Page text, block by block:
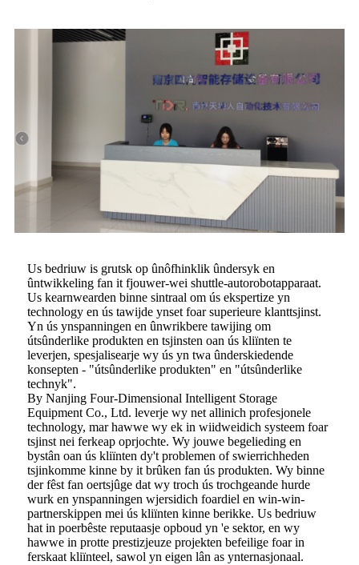
Us bedriuw is grutsk op ûnôfhinklik ûndersyk en
ûntwikkeling fan it fjouwer-wei shuttle-autorobotapparaat.
Us kearnwearden binne sintraal om ús ekspertize yn
technology en ús tawijde ynset foar superieure klanttsjinst.
Yn ús ynspanningen en ûnwrikbere tawijing om
útsûnderlike produkten en tsjinsten oan ús kliïnten te
leverjen, spesjalisearje wy ús yn twa ûnderskiedende
konsepten - "útsûnderlike produkten" en "útsûnderlike
technyk".
By Nanjing Four-Dimensional Intelligent Storage
Equipment Co., Ltd. leverje wy net allinich profesjonele
technology, mar hawwe wy ek in wiidweidich systeem foar
tsjinst nei ferkeap oprjochte. Wy jouwe begelieding en
bystân oan ús kliïnten dy't problemen of swierrichheden
tsjinkomme kinne by it brûken fan ús produkten. Wy binne
der fêst fan oertsjûge dat wy troch ús trochgeande hurde
wurk en ynspanningen wjersidich foardiel en win-win-
partnerskippen mei ús kliïnten kinne berikke. Us bedriuw
hat in poerbêste reputaasje opboud yn 'e sektor, en wy
hawwe in protte prestizjeuze projekten befeilige foar in
ferskaat kliïnteel, sawol yn eigen lân as ynternasjonaal.